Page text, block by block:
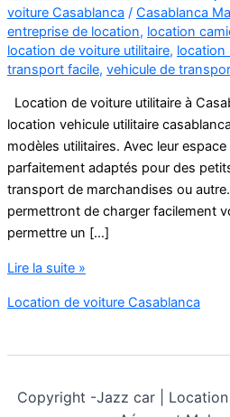
voiture Casablanca / Casablanca
entreprise de location, location
location de voiture utilitaire, location
transport facile, vehicule de
Location de voiture utilitaire à
location vehicule utilitaire
modèles utilitaires. Avec leur espace
parfaitement adaptés pour des
transport de marchandises ou
permettront de charger facilement
permettre un […]
location
utilitaire
Lire la suite »
Location de voiture Casablanca
Copyright -Jazz car |